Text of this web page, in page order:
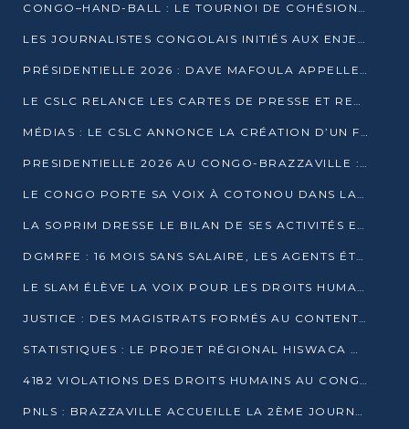
CONGO–HAND-BALL : LE TOURNOI DE COHÉSION ET DE FRATERNITÉ ALLUME SES LAMPIONS À BRAZZAVILLE
LES JOURNALISTES CONGOLAIS INITIÉS AUX ENJEUX DE L’ÉCONOMIE BLEUE
PRÉSIDENTIELLE 2026 : DAVE MAFOULA APPELLE LES CONGOLAIS À UN « NOUVEAU DÉPART »
LE CSLC RELANCE LES CARTES DE PRESSE ET RECONNAÎT OFFICIELLEMENT LES MÉDIAS EN LIGNE
MÉDIAS : LE CSLC ANNONCE LA CRÉATION D’UN FONDS D’APPUI À LA PRESSE
PRESIDENTIELLE 2026 AU CONGO-BRAZZAVILLE : UN CASTING ÉLARGI
LE CONGO PORTE SA VOIX À COTONOU DANS LA LUTTE CONTRE LA TUBERCULOSE
LA SOPRIM DRESSE LE BILAN DE SES ACTIVITÉS ET FIXE DE NOUVELLES PRIORITÉS
DGMRFE : 16 MOIS SANS SALAIRE, LES AGENTS ÉTOUFFENT DANS LE SILENCE
LE SLAM ÉLÈVE LA VOIX POUR LES DROITS HUMAINS À BRAZZAVILLE
JUSTICE : DES MAGISTRATS FORMÉS AU CONTENTIEUX DE LA PROPRIÉTÉ INTELLECTUELLE
STATISTIQUES : LE PROJET RÉGIONAL HISWACA OFFICIELLEMENT LANCÉ AU CONGO
4182 VIOLATIONS DES DROITS HUMAINS AU CONGO EN 2025 SELON LE CAD
PNLS : BRAZZAVILLE ACCUEILLE LA 2ÈME JOURNÉE SCIENTIFIQUE SUR LE VIH/SIDA